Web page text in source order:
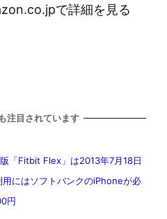
で詳細を見る
注目されています
「Fitbit Flex」は2013年7月18日
用にはソフトバンクのiPhoneが必
円